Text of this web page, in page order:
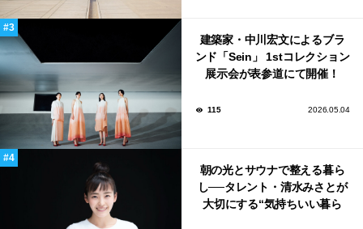
建築家・中川宏文によるブラ
ンド「Sein」 1stコレクション
展示会が表参道にて開催！
115 2026.05.04
朝の光とサウナで整える暮ら
し──タレント・清水みさとが
大切にする“気持ちいい暮ら